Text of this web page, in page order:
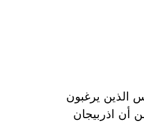
الذين يرغبون
أن اذربيجان